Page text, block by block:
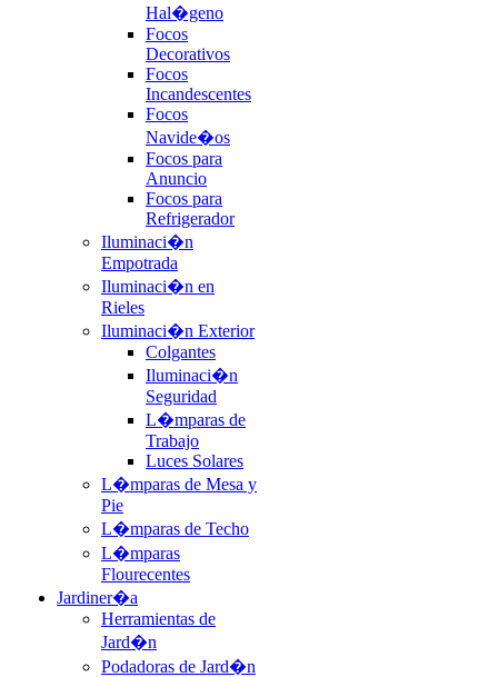
Hal�geno
Focos
Decorativos
Focos
Incandescentes
Focos
Navide�os
Focos para
Anuncio
Focos para
Refrigerador
Iluminaci�n
Empotrada
Iluminaci�n en
Rieles
Iluminaci�n Exterior
Colgantes
Iluminaci�n
Seguridad
L�mparas de
Trabajo
Luces Solares
L�mparas de Mesa y
Pie
L�mparas de Techo
L�mparas
Flourecentes
Jardiner�a
Herramientas de
Jard�n
Podadoras de Jard�n